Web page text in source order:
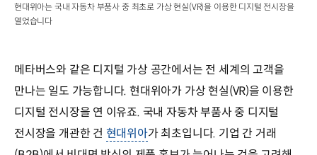
현대위아는 국내 자동차 부품사 중 최초로 가상 현실(VR)을 이용한 디지털 전시장을
열었습니다
메타버스와 같은 디지털 가상 공간에서는 전 세계의 고객을
만나는 일도 가능합니다. 현대위아가 가상 현실(VR)을 이용한
디지털 전시장을 연 이유죠. 국내 자동차 부품사 중 디지털
전시장을 개관한 건 현대위아가 최초입니다. 기업 간 거래